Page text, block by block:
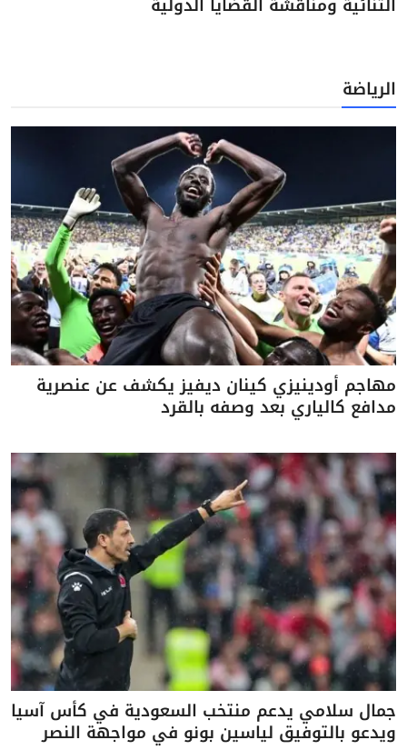
الرياضة
مهاجم أودينيزي كينان ديفيز يكشف عن عنصرية
مدافع كالياري بعد وصفه بالقرد
جمال سلامي يدعم منتخب السعودية في كأس آسيا
ويدعو بالتوفيق لياسين بونو في مواجهة النصر